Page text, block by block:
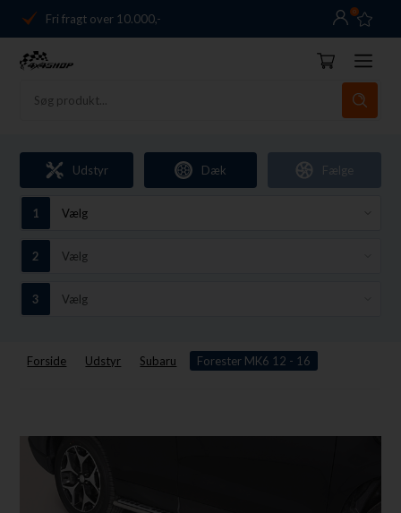
Fri fragt over 10.000,-
Danmarks førende
14 dages returret
Fri fragt over 10.000,-
Danmarks førende
14 dages returret
0
Udstyr Dæk Fælge
Forside Udstyr Subaru Forester MK6 12 - 16